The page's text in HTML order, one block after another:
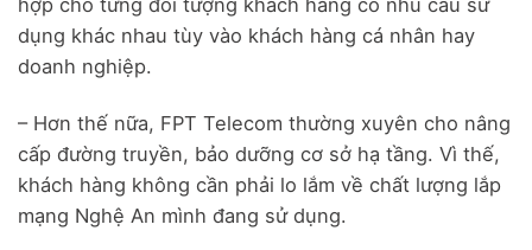
hợp cho từng đối tượng khách hàng có nhu cầu sử
dụng khác nhau tùy vào khách hàng cá nhân hay
doanh nghiệp.
– Hơn thế nữa, FPT Telecom thường xuyên cho nâng
cấp đường truyền, bảo dưỡng cơ sở hạ tầng. Vì thế,
khách hàng không cần phải lo lắm về chất lượng lắp
mạng Nghệ An mình đang sử dụng.